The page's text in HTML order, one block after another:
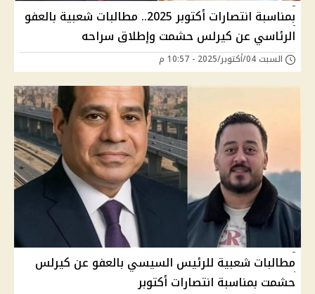
بمناسبة انتصارات أكتوبر 2025.. مطالبات شعبية بالعفو
الرئاسي عن كيرلس حشمت وإطلاق سراحه
السبت 04/أكتوبر/2025 - 10:57 م
مطالبات شعبية للرئيس السيسي بالعفو عن كيرلس
حشمت بمناسبة انتصارات أكتوبر